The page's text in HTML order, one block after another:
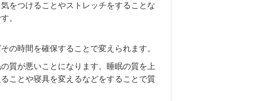
をつけることやストレッチをすることな
。
の時間を確保することで変えられます。
質が悪いことになります。睡眠の質を上
ことや寝具を変えるなどをすることで質